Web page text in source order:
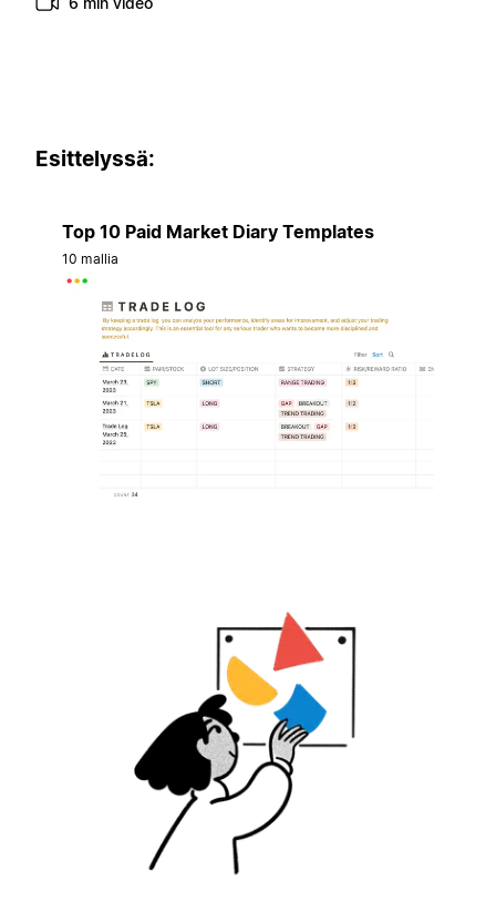
Esittelyssä:
Top 10 Paid Market Diary Templates
10 mallia